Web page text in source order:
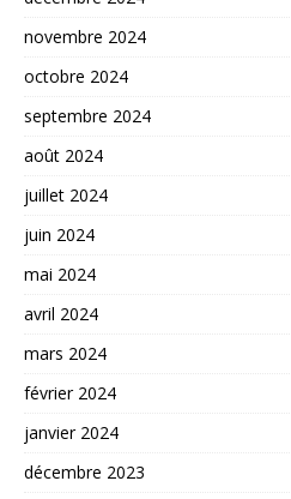
novembre 2024
octobre 2024
septembre 2024
août 2024
juillet 2024
juin 2024
mai 2024
avril 2024
mars 2024
février 2024
janvier 2024
décembre 2023